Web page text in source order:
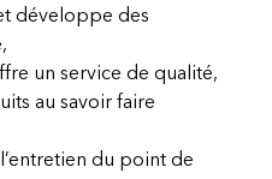
développe des
un service de qualité,
au savoir faire
du point de